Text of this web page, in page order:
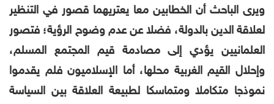
ويرى الباحث أن الخطابين معا يعتريهما قصور في التنظير
لعلاقة الدين بالدولة، فضلا عن عدم وضوح الرؤية؛ فتصور
العلمانيين يؤدي إلى مصادمة قيم المجتمع المسلم،
وإحلال القيم الغربية محلها، أما الإسلاميون فلم يقدموا
نموذجا متكاملا ومتماسكا لطبيعة العلاقة بين السياسة